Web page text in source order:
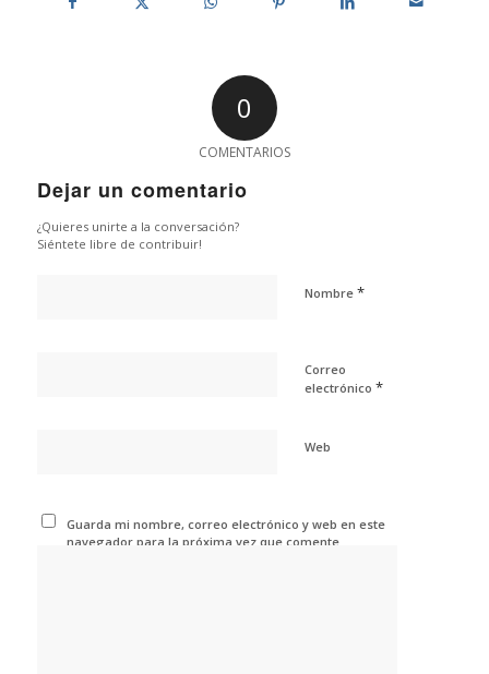
0
COMENTARIOS
Dejar un comentario
¿Quieres unirte a la conversación?
Siéntete libre de contribuir!
Nombre *
Correo
electrónico *
Web
Guarda mi nombre, correo electrónico y web en este
navegador para la próxima vez que comente.